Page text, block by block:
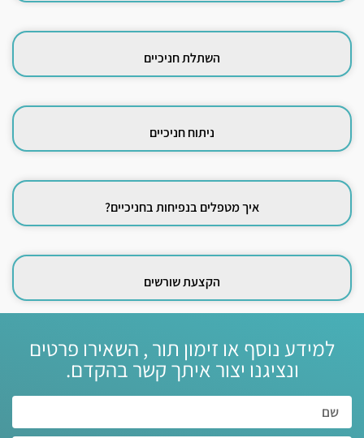
השתלת חניכיים
ניתוח חניכיים
איך מטפלים בנפיחות בחניכיים?
הקצעת שורשים
למידע נוסף או זימון תור , השאירו פרטים
ונציגנו יצור איתך קשר בהקדם.‏